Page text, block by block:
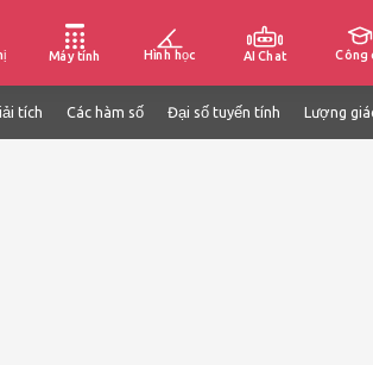
Máy tính Hình học AI Chat Công
tích Các hàm số Đại số tuyến tính Lượng